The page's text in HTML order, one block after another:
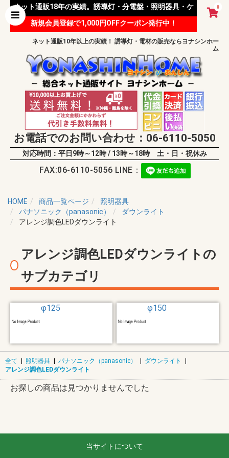
0
ネット通販18年の実績。誘導灯・分電盤・照明器具・ケ
ーブル等 様々な資材を取り扱っています。
新規会員登録で1,000円OFFクーポン発行中！
ネット通販10年以上の実績！ 誘導灯・電材の販売ならヨナシンホー
ム
お電話でのお問い合わせ：06-6110-5050
対応時間：平日9時～12時 / 13時～18時 土・日・祝休み
FAX:06-6110-5056 LINE：
HOME 商品一覧ページ
照明器具
パナソニック（panasonic）
ダウンライト
アレンジ調色LEDダウンライト
アレンジ調色LEDダウンライトの
サブカテゴリ
φ125 φ150
全て | 照明器具 | パナソニック（panasonic） | ダウンライト
|
アレンジ調色LEDダウンライト
お探しの商品は見つかりませんでした
当サイトについて